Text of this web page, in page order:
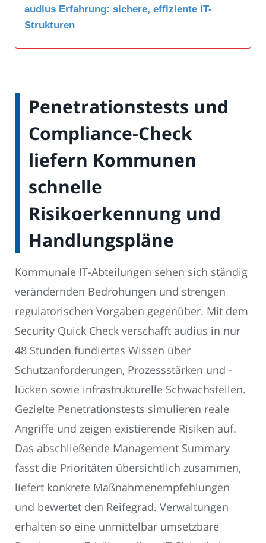
audius Erfahrung: sichere, effiziente IT-
Strukturen
Penetrationstests und
Compliance-Check
liefern Kommunen
schnelle
Risikoerkennung und
Handlungspläne
Kommunale IT-Abteilungen sehen sich ständig
verändernden Bedrohungen und strengen
regulatorischen Vorgaben gegenüber. Mit dem
Security Quick Check verschafft audius in nur
48 Stunden fundiertes Wissen über
Schutzanforderungen, Prozessstärken und -
lücken sowie infrastrukturelle Schwachstellen.
Gezielte Penetrationstests simulieren reale
Angriffe und zeigen existierende Risiken auf.
Das abschließende Management Summary
fasst die Prioritäten übersichtlich zusammen,
liefert konkrete Maßnahmenempfehlungen
und bewertet den Reifegrad. Verwaltungen
erhalten so eine unmittelbar umsetzbare